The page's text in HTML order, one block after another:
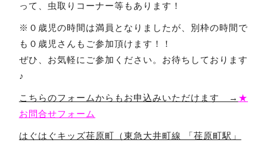
って、虫取りコーナー等もあります！
※０歳児の時間は満員となりましたが、別枠の時間で
も０歳児さんもご参加頂けます！！
ぜひ、お気軽にご参加ください。お待ちしております
♪
こちらのフォームからもお申込みいただけます → ★
お問合せフォーム
はぐはぐキッズ荏原町（東急大井町線 「荏原町駅」